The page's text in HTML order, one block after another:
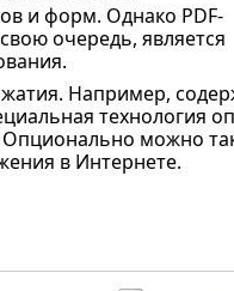
и форм. Однако PDF-
очередь, является
Например,
технология
можно
в Интернете.